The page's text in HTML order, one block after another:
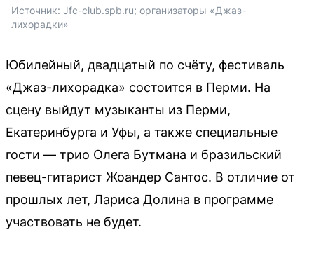
Источник: Jfc-club.spb.ru; организаторы «Джаз-
лихорадки»
Юбилейный, двадцатый по счёту, фестиваль
«Джаз-лихорадка» состоится в Перми. На
сцену выйдут музыканты из Перми,
Екатеринбурга и Уфы, а также специальные
гости — трио Олега Бутмана и бразильский
певец-гитарист Жоандер Сантос. В отличие от
прошлых лет, Лариса Долина в программе
участвовать не будет.